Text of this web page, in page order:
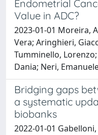
Endometrial
Value in ADC?
2023-01-01 Moreira,
Vera; Aringhieri,
Tumminello,
Dania; Neri,
Bridging gaps
a systematic
biobanks
2022-01-01